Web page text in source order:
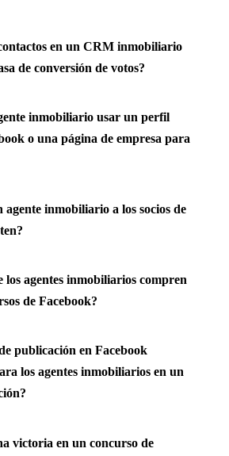
en un CRM inmobiliario
de conversión de votos?
inmobiliario usar un perfil
o una página de empresa para
agente inmobiliario a los socios de
los agentes inmobiliarios compren
de Facebook?
publicación en Facebook
los agentes inmobiliarios en un
victoria en un concurso de